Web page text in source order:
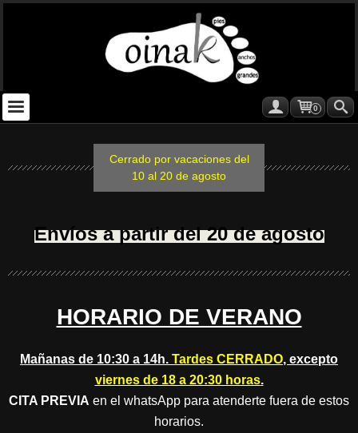
0
Cerrado por vacaciones del
10 al 20 de agosto
Envíos a partir del 20 de agosto
HORARIO DE VERANO
Mañanas de 10:30 a 14h. Tardes CERRADO, excepto
viernes de 18 a 20:30 horas.
CITA PREVIA en el whatsApp para atenderte fuera de estos
horarios.